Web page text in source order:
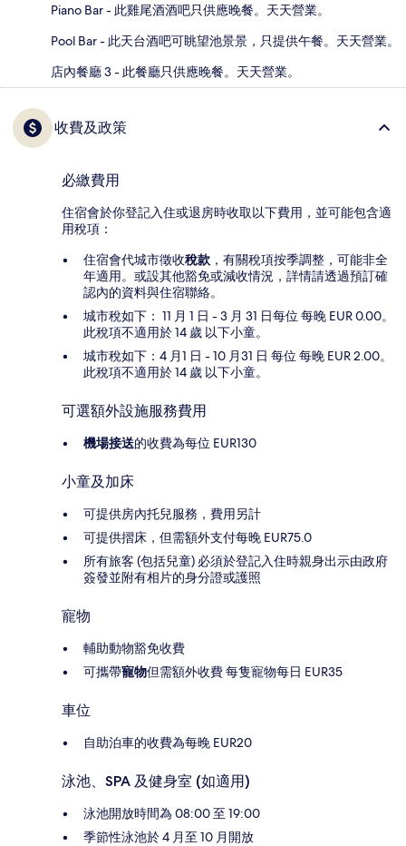
Piano Bar - 此雞尾酒酒吧只供應晚餐。天天營業。
Pool Bar - 此天台酒吧可眺望池景景，只提供午餐。天天營業。
店內餐廳 3 - 此餐廳只供應晚餐。天天營業。
收費及政策
必繳費用
住宿會於你登記入住或退房時收取以下費用，並可能包含適
用稅項：
住宿會代城市徵收稅款 ，有關稅項按季調整，可能非全
年適用。或設其他豁免或減收情況，詳情請透過預訂確
認內的資料與住宿聯絡。
城市稅如下： 11 月 1 日 - 3 月 31 日每位 每晚 EUR 0.00。
此稅項不適用於 14 歲 以下小童。
城市稅如下：4 月1 日 - 10 月31 日 每位 每晚 EUR 2.00。
此稅項不適用於 14 歲 以下小童。
可選額外設施服務費用
機場接送的收費為每位 EUR130
小童及加床
可提供房內托兒服務，費用另計
可提供摺床，但需額外支付每晚 EUR75.0
所有旅客 (包括兒童) 必須於登記入住時親身出示由政府
簽發並附有相片的身分證或護照
寵物
輔助動物豁免收費
可攜帶寵物但需額外收費 每隻寵物每日 EUR35
車位
自助泊車的收費為每晚 EUR20
泳池、SPA 及健身室 (如適用)
泳池開放時間為 08:00 至 19:00
季節性泳池於 4 月至 10 月開放